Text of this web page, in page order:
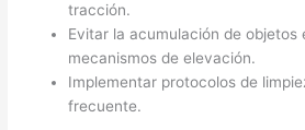
tracción.
Evitar la acumulación de objetos
mecanismos de elevación.
Implementar protocolos de
frecuente.